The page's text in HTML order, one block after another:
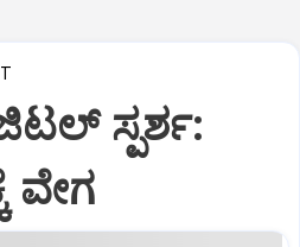
ಸ್ಪರ್ಶ:
ವೇಗ